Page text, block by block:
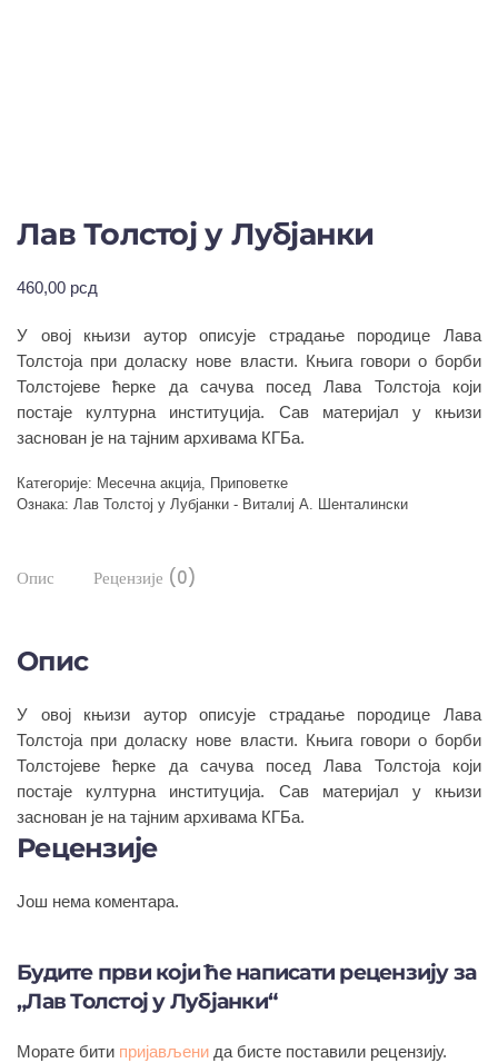
Лав Толстој у Лубјанки
460,00 рсд
У овој књизи аутор описује страдање породице Лава
Толстоја при доласку нове власти. Књига говори о борби
Толстојеве ћерке да сачува посед Лава Толстоја који
постаје културна институција. Сав материјал у књизи
заснован је на тајним архивама КГБа.
Категорије: Месечна акција, Приповетке
Ознака: Лав Толстој у Лубјанки - Виталиј А. Шенталински
Опис Рецензије (0)
Опис
У овој књизи аутор описује страдање породице Лава
Толстоја при доласку нове власти. Књига говори о борби
Толстојеве ћерке да сачува посед Лава Толстоја који
постаје културна институција. Сав материјал у књизи
заснован је на тајним архивама КГБа.
Рецензије
Још нема коментара.
Будите први који ће написати рецензију за
„Лав Толстој у Лубјанки“
Морате бити пријављени да бисте поставили рецензију.